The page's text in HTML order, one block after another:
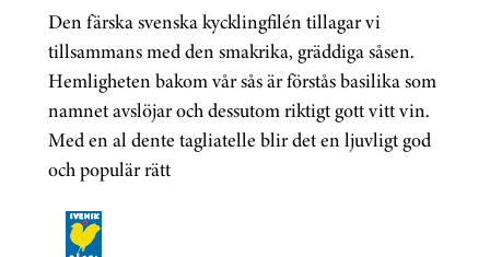
Den färska svenska kycklingfilén tillagar vi
tillsammans med den smakrika, gräddiga såsen.
Hemligheten bakom vår sås är förstås basilika som
namnet avslöjar och dessutom riktigt gott vitt vin.
Med en al dente tagliatelle blir det en ljuvligt god
och populär rätt